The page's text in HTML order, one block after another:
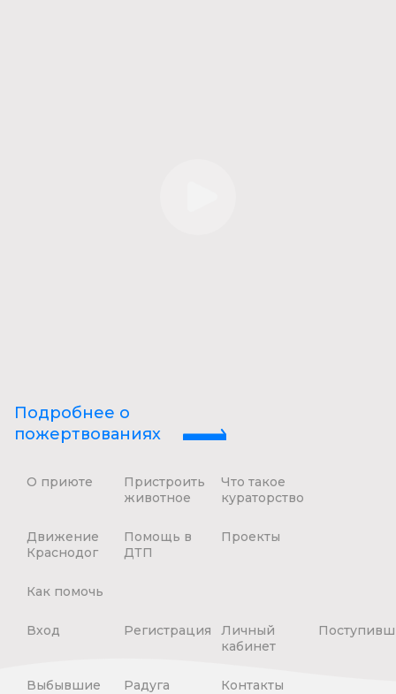
Подробнее о
пожертвованиях
О приюте
Пристроить
животное
Что такое
кураторство
Движение
Краснодог
Помощь в
ДТП
Проекты
Как помочь
Вход Регистрация
Личный
кабинет
Выбывшие Радуга Контакты